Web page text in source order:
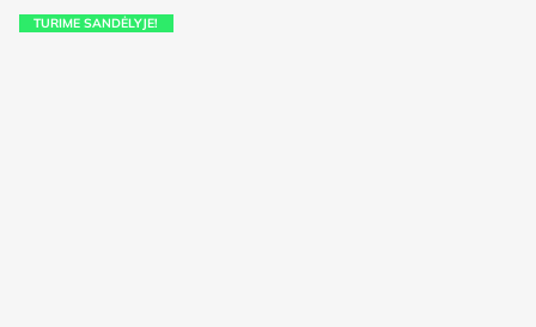
TURIME SANDĖLYJE!